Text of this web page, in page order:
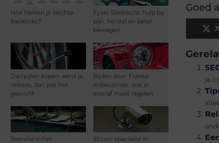
Hoe herken je slechte
backlinks?
Fysio Sliedrecht: hulp bij
pijn, herstel en beter
bewegen
Dartpijlen kopen: eerst je
release, dan pas het
gewicht
Rijden door Franse
milieuzones: wat je
vooraf moet regelen
Retraite in het
Sitcon: specialist in
Goed
je